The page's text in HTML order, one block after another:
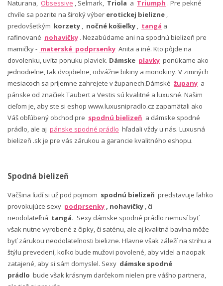
Naturana, Obsessive , Selmark, Triola a Triumph . Pre pekné
chvíle sa pozrite na široký výber erotickej bielizne ,
predovšetkým korzety , nočné košieľky , tangá a
rafinované nohavičky . Nezabúdame ani na spodnú bielizeň pre
mamičky - materské podprsenky Anita a iné. Kto pôjde na
dovolenku, uvíta ponuku plaviek. Dámske plavky ponúkame ako
jednodielne, tak dvojdielne, odvážne bikiny a monokiny. V zimných
mesiacoch sa príjemne zahrejete v županech.Dámské župany a
pánske od značiek Taubert a Vestis sú kvalitné a luxusné. Našim
cieľom je, aby ste si eshop www.luxusnipradlo.cz zapamätali ako
Váš obľúbený obchod pre spodnú bielizeň a dámske spodné
prádlo, ale aj pánske spodné prádlo hľadali vždy u nás. Luxusná
bielizeň .sk je pre vás zárukou a garancie kvalitného eshopu.
Spodná bielizeň
Väčšina ľudí si už pod pojmom spodnú bielizeň predstavuje ľahko
provokujúce sexy podprsenky , nohavičky , či
neodolateľná tangá. Sexy dámske spodné prádlo nemusí byť
však nutne vyrobené z čipky, či saténu, ale aj kvalitná bavlna môže
byť zárukou neodolateľnosti bielizne. Hlavne však záleží na strihu a
štýlu prevedení, koľko bude mužovi povolené, aby videl a naopak
zatajené, aby si sám domyslel. Sexy dámske spodné
prádlo bude však krásnym darčekom nielen pre vášho partnera,